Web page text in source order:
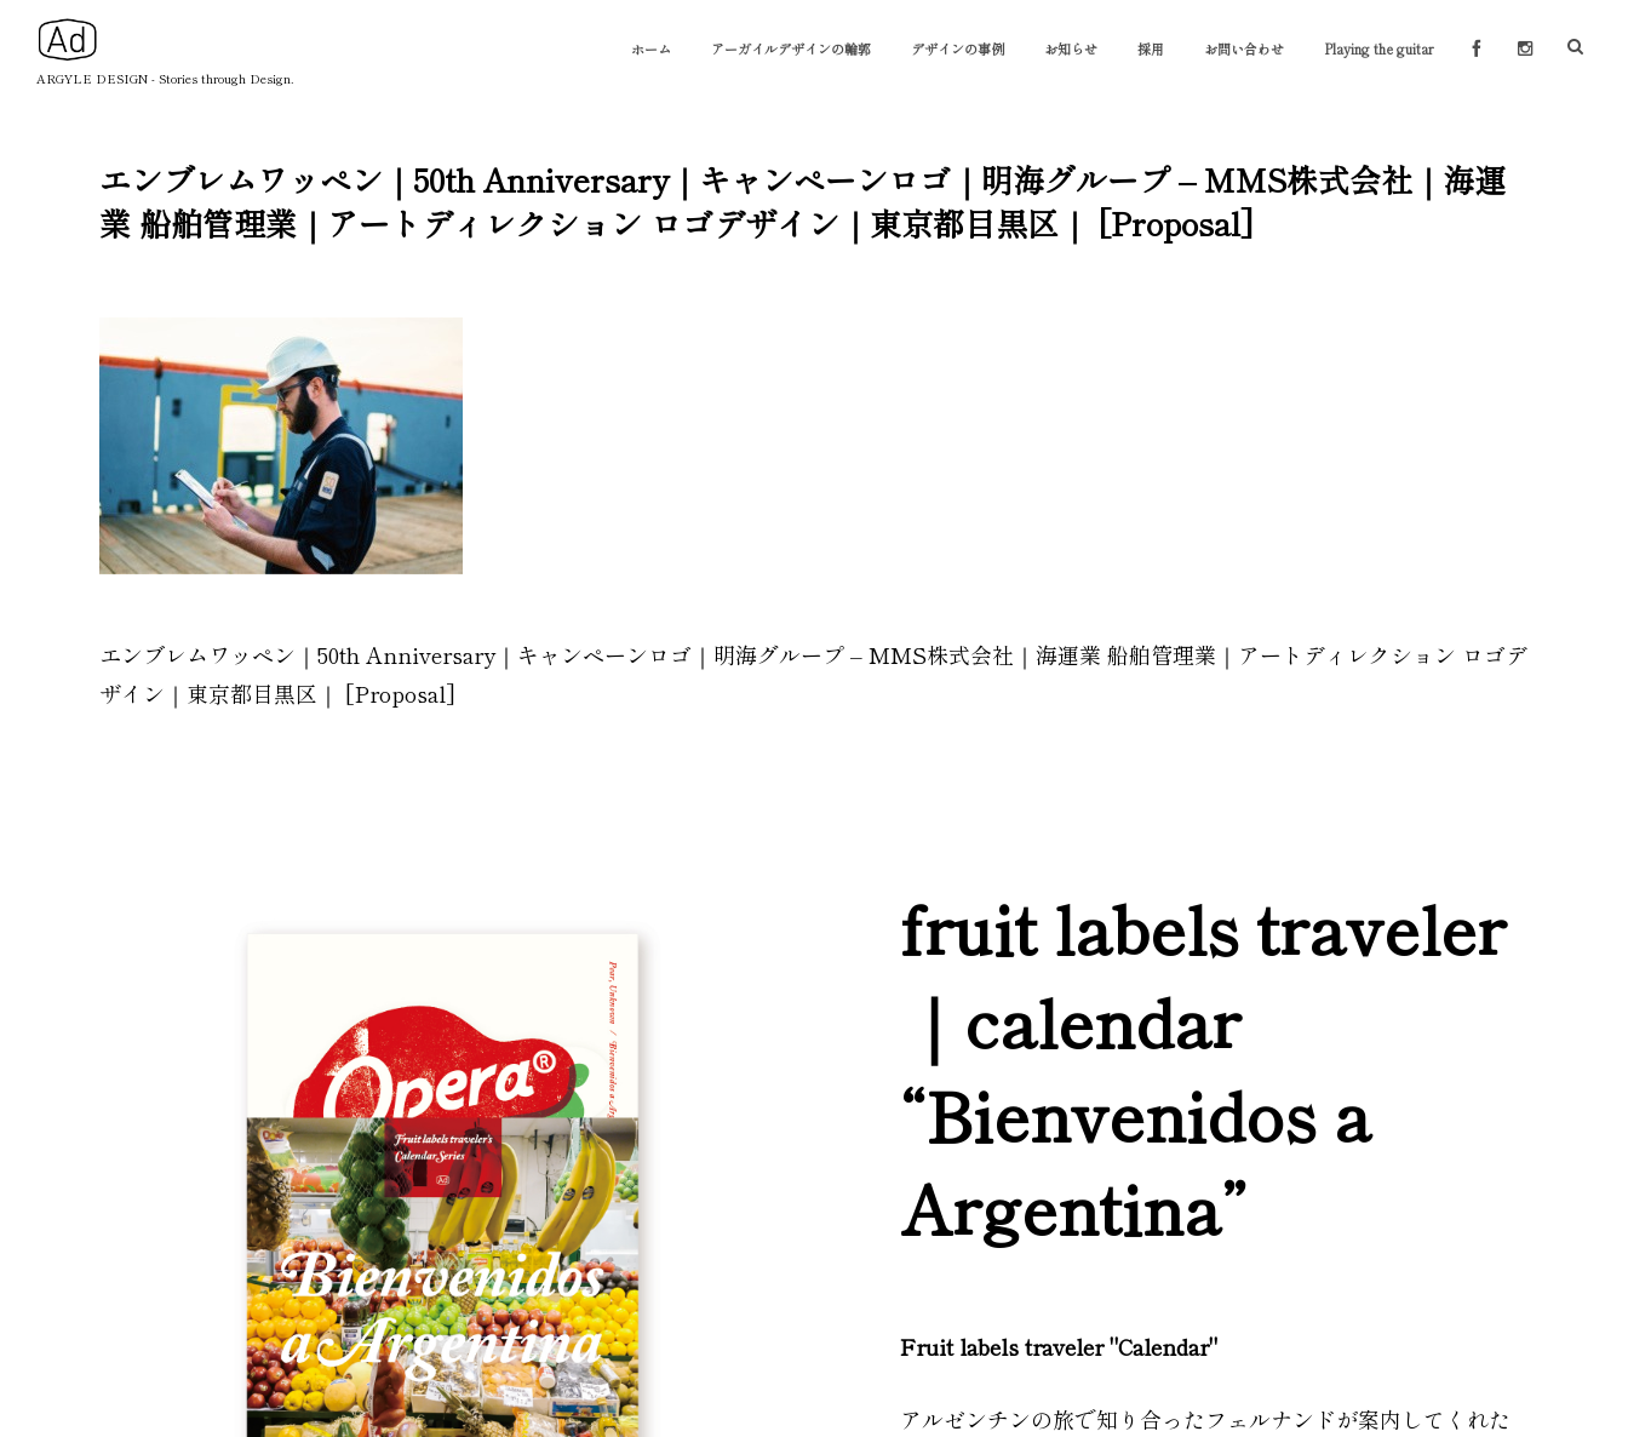
ARGYLE DESIGN - Stories through Design.
ホーム アーガイルデザインの輪郭 デザインの事例 お知らせ 採用 お問い合わせ Playing the guitar
エンブレムワッペン｜50th Anniversary｜キャンペーンロゴ｜明海グループ – MMS株式会社｜海運
業 船舶管理業｜アートディレクション ロゴデザイン｜東京都目黒区｜ [Proposal]
エンブレムワッペン｜50th Anniversary｜キャンペーンロゴ｜明海グループ – MMS株式会社｜海運業 船舶管理業｜アートディレクション ロゴデ
ザイン｜東京都目黒区｜ [Proposal]
fruit labels traveler
｜calendar
“Bienvenidos a
Argentina”
Fruit labels traveler "Calendar"
アルゼンチンの旅で知り合ったフェルナンドが案内してくれた